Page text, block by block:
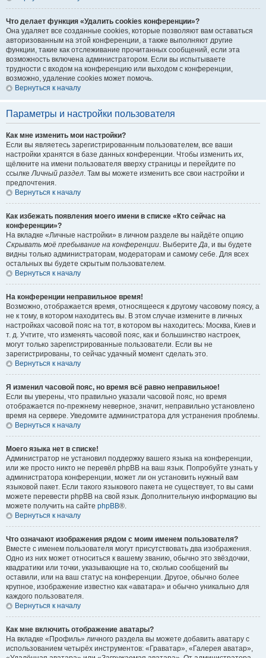
Что делает функция «Удалить cookies конференции»?
Она удаляет все созданные cookies, которые позволяют вам оставаться
авторизованным на этой конференции, а также выполняют другие
функции, такие как отслеживание прочитанных сообщений, если эта
возможность включена администратором. Если вы испытываете
трудности с входом на конференцию или выходом с конференции,
возможно, удаление cookies может помочь.
Вернуться к началу
Параметры и настройки пользователя
Как мне изменить мои настройки?
Если вы являетесь зарегистрированным пользователем, все ваши
настройки хранятся в базе данных конференции. Чтобы изменить их,
щёлкните на имени пользователя вверху страницы и перейдите по
ссылкеЛичный раздел. Там вы можете изменить все свои настройки и
предпочтения.
Вернуться к началу
Как избежать появления моего имени в списке «Кто сейчас на
конференции»?
На вкладке «Личные настройки» в личном разделе вы найдёте опцию
Скрывать моё пребывание на конференции. ВыберитеДа, и вы будете
видны только администраторам, модераторам и самому себе. Для всех
остальных вы будете скрытым пользователем.
Вернуться к началу
На конференции неправильное время!
Возможно, отображается время, относящееся к другому часовому поясу, а
не к тому, в котором находитесь вы. В этом случае измените в личных
настройках часовой пояс на тот, в котором вы находитесь: Москва, Киев и
т. д. Учтите, что изменять часовой пояс, как и большинство настроек,
могут только зарегистрированные пользователи. Если вы не
зарегистрированы, то сейчас удачный момент сделать это.
Вернуться к началу
Я изменил часовой пояс, но время всё равно неправильное!
Если вы уверены, что правильно указали часовой пояс, но время
отображается по-прежнему неверное, значит, неправильно установлено
время на сервере. Уведомите администратора для устранения проблемы.
Вернуться к началу
Моего языка нет в списке!
Администратор не установил поддержку вашего языка на конференции,
или же просто никто не перевёл phpBB на ваш язык. Попробуйте узнать у
администратора конференции, может ли он установить нужный вам
языковой пакет. Если такого языкового пакета не существует, то вы сами
можете перевести phpBB на свой язык. Дополнительную информацию вы
можете получить на сайте phpBB®.
Вернуться к началу
Что означают изображения рядом с моим именем пользователя?
Вместе с именем пользователя могут присутствовать два изображения.
Одно из них может относиться к вашему званию, обычно это звёздочки,
квадратики или точки, указывающие на то, сколько сообщений вы
оставили, или на ваш статус на конференции. Другое, обычно более
крупное, изображение известно как «аватара» и обычно уникально для
каждого пользователя.
Вернуться к началу
Как мне включить отображение аватары?
На вкладке «Профиль» личного раздела вы можете добавить аватару с
использованием четырёх инструментов: «Граватар», «Галерея аватар»,